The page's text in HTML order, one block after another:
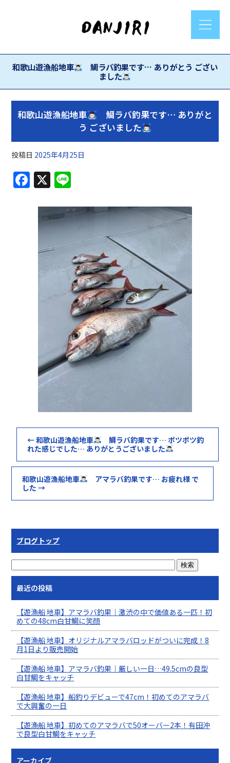
和歌山遊漁船地車
鯛ラバ釣果です… ありがとう ござい
ました
和歌山遊漁船地車
鯛ラバ釣果です… ありがと
う ございました
投稿日 2025年4月25日
F
a
c
e
b
X
e
←和歌山遊漁船地車
鯛ラバ釣果です… ポツポツ釣
れた感じでした… ありがとうございました
和歌山遊漁船地車
アマラバ釣果です… お疲れ様 で
した→
ブログトップ
最近の投稿
【遊漁船 地車】アマラバ釣果｜激渋の中で価値ある一匹！初
めての48cm白甘鯛に笑顔
【遊漁船 地車】オリジナルアマラバロッドがついに完成！8
月1日より販売開始
【遊漁船 地車】アマラバ釣果｜厳しい一日…49.5cmの良型
白甘鯛をキャッチ
【遊漁船 地車】船釣りデビューで47cm！初めてのアマラバ
で大興奮の一日
【遊漁船 地車】初めてのアマラバで50オーバー2本！有田沖
で良型白甘鯛をキャッチ
アーカイブ